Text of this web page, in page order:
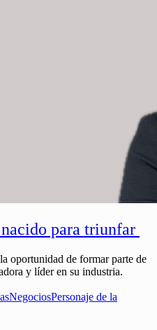
para triunfar
oportunidad de formar parte de
y líder en su industria.
NegociosPersonaje de la